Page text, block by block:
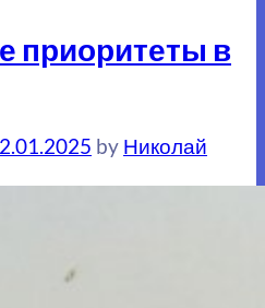
приоритеты в
by Николай